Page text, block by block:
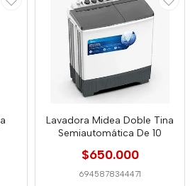
Lavadora Midea Doble Tina
Semiautomática De 10
$650.000
6945878344471